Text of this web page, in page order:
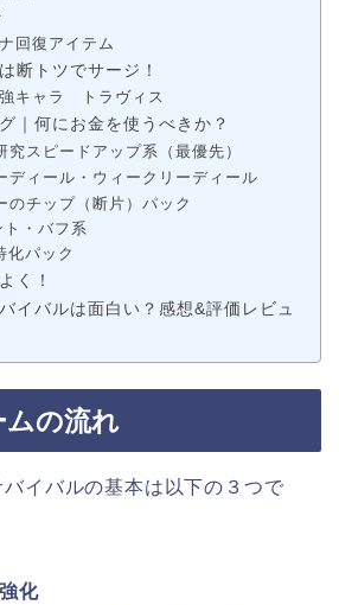
回復アイテム
断トツでサージ！
キャラ トラヴィス
｜何にお金を使うべきか？
究スピードアップ系（最優先）
ディール・ウィークリーディール
のチップ（断片）パック
・バフ系
化パック
く！
イバルは面白い？感想&評価レビュ
ムの流れ
イバルの基本は以下の３つで
化